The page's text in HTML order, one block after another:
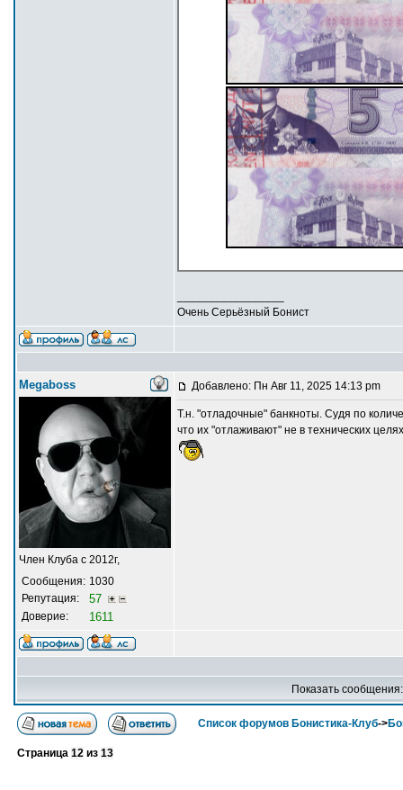
Очень Серьёзный Бонист
Megaboss
Член Клуба с 2012г,
Сообщения: 1030
Репутация:
57
Доверие: 1611
Добавлено: Пн Авг 11, 2025 14:13 pm
Т.н. "отладочные" банкноты. Судя по
что их "отлаживают" не в технических
Показать
Список форумов Бонистика-Клуб->
Страница 12 из 13